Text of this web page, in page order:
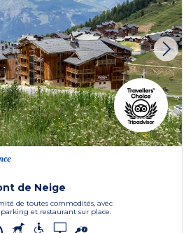
de Neige
de toutes commodités, avec
et restaurant sur place.